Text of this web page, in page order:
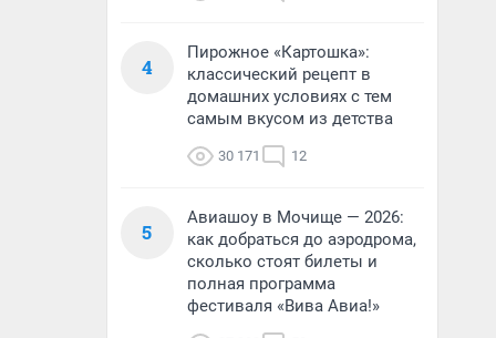
4
Пирожное «Картошка»:
классический рецепт в
домашних условиях с тем
самым вкусом из детства
30 171 12
5
Авиашоу в Мочище — 2026:
как добраться до аэродрома,
сколько стоят билеты и
полная программа
фестиваля «Вива Авиа!»